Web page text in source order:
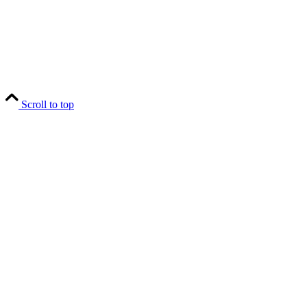
Scroll to top